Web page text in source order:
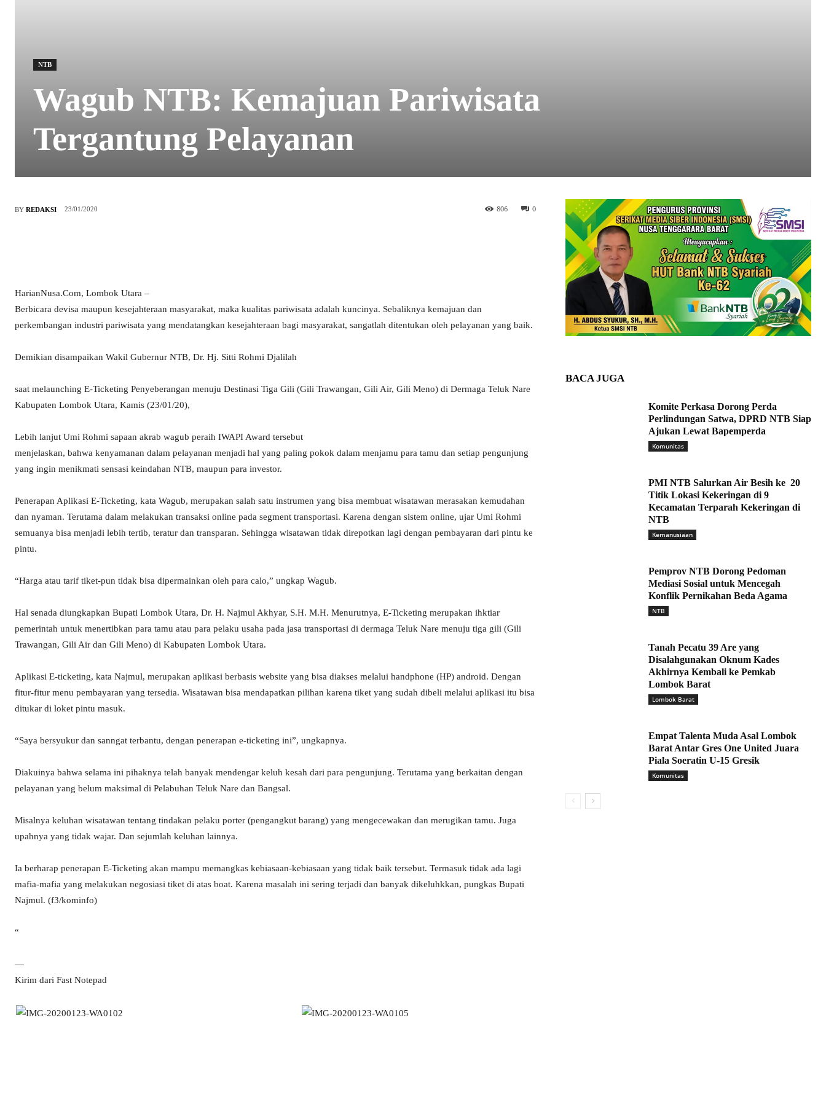
NTB
Wagub NTB: Kemajuan Pariwisata
Tergantung Pelayanan
BY REDAKSI 23/01/2020 0
806
HarianNusa.Com, Lombok Utara –
Berbicara devisa maupun kesejahteraan masyarakat, maka kualitas pariwisata adalah kuncinya. Sebaliknya kemajuan dan
perkembangan industri pariwisata yang mendatangkan kesejahteraan bagi masyarakat, sangatlah ditentukan oleh pelayanan yang baik.
Demikian disampaikan Wakil Gubernur NTB, Dr. Hj. Sitti Rohmi Djalilah
saat melaunching E-Ticketing Penyeberangan menuju Destinasi Tiga Gili (Gili Trawangan, Gili Air, Gili Meno) di Dermaga Teluk Nare
Kabupaten Lombok Utara, Kamis (23/01/20),
Lebih lanjut Umi Rohmi sapaan akrab wagub peraih IWAPI Award tersebut
menjelaskan, bahwa kenyamanan dalam pelayanan menjadi hal yang paling pokok dalam menjamu para tamu dan setiap pengunjung
yang ingin menikmati sensasi keindahan NTB, maupun para investor.
Penerapan Aplikasi E-Ticketing, kata Wagub, merupakan salah satu instrumen yang bisa membuat wisatawan merasakan kemudahan
dan nyaman. Terutama dalam melakukan transaksi online pada segment transportasi. Karena dengan sistem online, ujar Umi Rohmi
semuanya bisa menjadi lebih tertib, teratur dan transparan. Sehingga wisatawan tidak direpotkan lagi dengan pembayaran dari pintu ke
pintu.
“Harga atau tarif tiket-pun tidak bisa dipermainkan oleh para calo,” ungkap Wagub.
Hal senada diungkapkan Bupati Lombok Utara, Dr. H. Najmul Akhyar, S.H. M.H. Menurutnya, E-Ticketing merupakan ihktiar
pemerintah untuk menertibkan para tamu atau para pelaku usaha pada jasa transportasi di dermaga Teluk Nare menuju tiga gili (Gili
Trawangan, Gili Air dan Gili Meno) di Kabupaten Lombok Utara.
Aplikasi E-ticketing, kata Najmul, merupakan aplikasi berbasis website yang bisa diakses melalui handphone (HP) android. Dengan
fitur-fitur menu pembayaran yang tersedia. Wisatawan bisa mendapatkan pilihan karena tiket yang sudah dibeli melalui aplikasi itu bisa
ditukar di loket pintu masuk.
“Saya bersyukur dan sanngat terbantu, dengan penerapan e-ticketing ini”, ungkapnya.
Diakuinya bahwa selama ini pihaknya telah banyak mendengar keluh kesah dari para pengunjung. Terutama yang berkaitan dengan
pelayanan yang belum maksimal di Pelabuhan Teluk Nare dan Bangsal.
Misalnya keluhan wisatawan tentang tindakan pelaku porter (pengangkut barang) yang mengecewakan dan merugikan tamu. Juga
upahnya yang tidak wajar. Dan sejumlah keluhan lainnya.
Ia berharap penerapan E-Ticketing akan mampu memangkas kebiasaan-kebiasaan yang tidak baik tersebut. Termasuk tidak ada lagi
mafia-mafia yang melakukan negosiasi tiket di atas boat. Karena masalah ini sering terjadi dan banyak dikeluhkkan, pungkas Bupati
Najmul. (f3/kominfo)
“
—
Kirim dari Fast Notepad
BACA JUGA
Komite Perkasa Dorong Perda
Perlindungan Satwa, DPRD NTB Siap
Ajukan Lewat Bapemperda
Komunitas
PMI NTB Salurkan Air Besih ke 20
Titik Lokasi Kekeringan di 9
Kecamatan Terparah Kekeringan di
NTB
Kemanusiaan
Pemprov NTB Dorong Pedoman
Mediasi Sosial untuk Mencegah
Konflik Pernikahan Beda Agama
NTB
Tanah Pecatu 39 Are yang
Disalahgunakan Oknum Kades
Akhirnya Kembali ke Pemkab
Lombok Barat
Lombok Barat
Empat Talenta Muda Asal Lombok
Barat Antar Gres One United Juara
Piala Soeratin U-15 Gresik
Komunitas